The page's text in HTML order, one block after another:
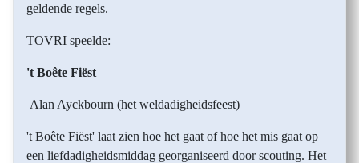
geldende regels.
TOVRI speelde:
't Boête Fiëst
Alan Ayckbourn (het weldadigheidsfeest)
't Boête Fiëst' laat zien hoe het gaat of hoe het mis gaat op
een liefdadigheidsmiddag georganiseerd door scouting. Het